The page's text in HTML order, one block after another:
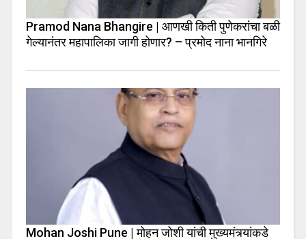
Pramod Nana Bhangire | आणखी किती पुणेकरांचा बळी
गेल्यानंतर महापालिका जागी होणार? – प्रमोद नाना भानगिरे
Mohan Joshi Pune | मोहन जोशी यांची मुख्यमंत्र्यांकडे